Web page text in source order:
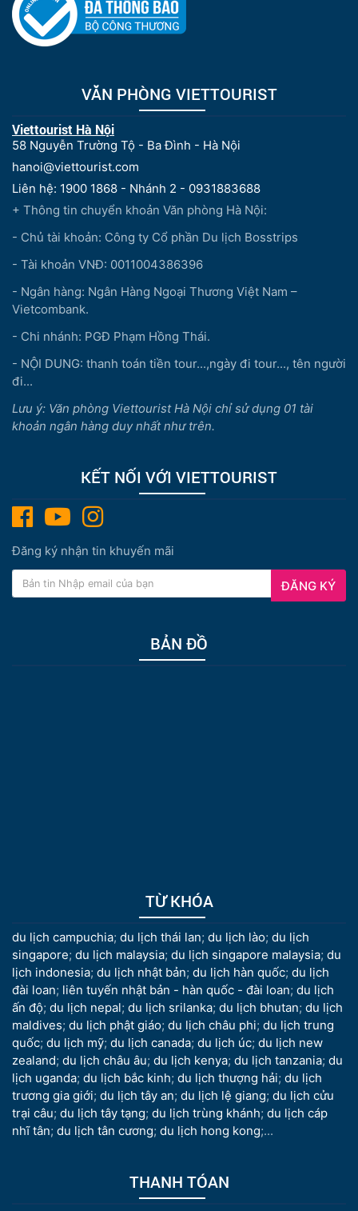
VĂN PHÒNG VIETTOURIST
Viettourist Hà Nội
58 Nguyễn Trường Tộ - Ba Đình - Hà Nội
hanoi@viettourist.com
Liên hệ: 1900 1868 - Nhánh 2 - 0931883688
+ Thông tin chuyển khoản Văn phòng Hà Nội:
- Chủ tài khoản: Công ty Cổ phần Du lịch Bosstrips
- Tài khoản VNĐ: 0011004386396
- Ngân hàng: Ngân Hàng Ngoại Thương Việt Nam –
Vietcombank.
- Chi nhánh: PGĐ Phạm Hồng Thái.
- NỘI DUNG: thanh toán tiền tour...,ngày đi tour..., tên người
đi...
Lưu ý: Văn phòng Viettourist Hà Nội chỉ sử dụng 01 tài
khoản ngân hàng duy nhất như trên.
KẾT NỐI VỚI VIETTOURIST
Đăng ký nhận tin khuyến mãi
ĐĂNG KÝ
BẢN ĐỒ
TỪ KHÓA
du lịch campuchia; du lịch thái lan; du lịch lào; du lịch
singapore; du lịch malaysia; du lịch singapore malaysia; du
lịch indonesia; du lịch nhật bản; du lịch hàn quốc; du lịch
đài loan; liên tuyến nhật bản - hàn quốc - đài loan; du lịch
ấn độ; du lịch nepal; du lịch srilanka; du lịch bhutan; du lịch
maldives; du lịch phật giáo; du lịch châu phi; du lịch trung
quốc; du lịch mỹ; du lịch canada; du lịch úc; du lịch new
zealand; du lịch châu âu; du lịch kenya; du lịch tanzania; du
lịch uganda; du lịch bắc kinh; du lịch thượng hải; du lịch
trương gia giới; du lịch tây an; du lịch lệ giang; du lịch cửu
trại câu; du lịch tây tạng; du lịch trùng khánh; du lịch cáp
nhĩ tân; du lịch tân cương; du lịch hong kong;...
THANH TÓAN